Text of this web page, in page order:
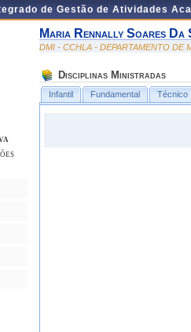
de Gestão de Atividades
Maria Rennally Soares Da
DMI - CCHLA - DEPARTAMENTO DE
Disciplinas Ministradas
Infantil Fundamental Técnico